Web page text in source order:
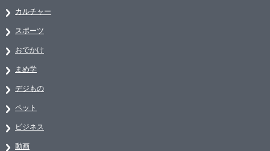
カルチャー
スポーツ
おでかけ
まめ学
デジもの
ペット
ビジネス
動画